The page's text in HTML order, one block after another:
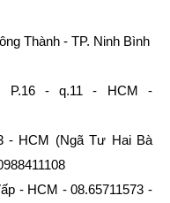
Thành - TP. Ninh Bình
- P.16 - q.11 - HCM -
- HCM (Ngã Tư Hai Bà
- HCM - 08.65711573 -